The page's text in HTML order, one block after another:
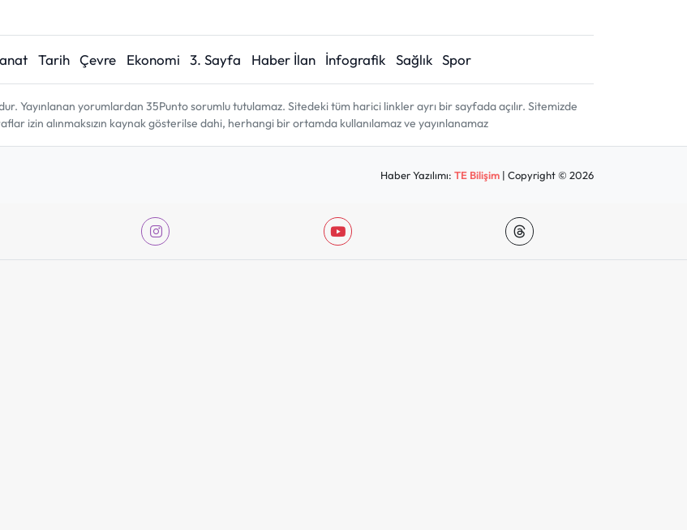
Tarih Çevre Ekonomi 3. Sayfa Haber İlan İnfografik Sağlık Spor
Yayınlanan yorumlardan 35Punto sorumlu tutulamaz. Sitedeki tüm harici linkler ayrı bir sayfada açılır. Sitemizde
izin alınmaksızın kaynak gösterilse dahi, herhangi bir ortamda kullanılamaz ve yayınlanamaz
Haber Yazılımı:TE Bilişim | Copyright © 2026